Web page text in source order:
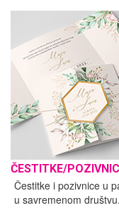
ČESTITKE/
Čestitke i pozivnice u
u savremenom